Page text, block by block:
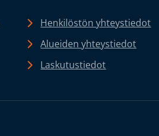
Henkilöstön yhteystiedot
Alueiden yhteystiedot
Laskutustiedot